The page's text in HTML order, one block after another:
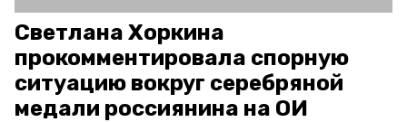
Светлана Хоркина
прокомментировала спорную
ситуацию вокруг серебряной
медали россиянина на ОИ